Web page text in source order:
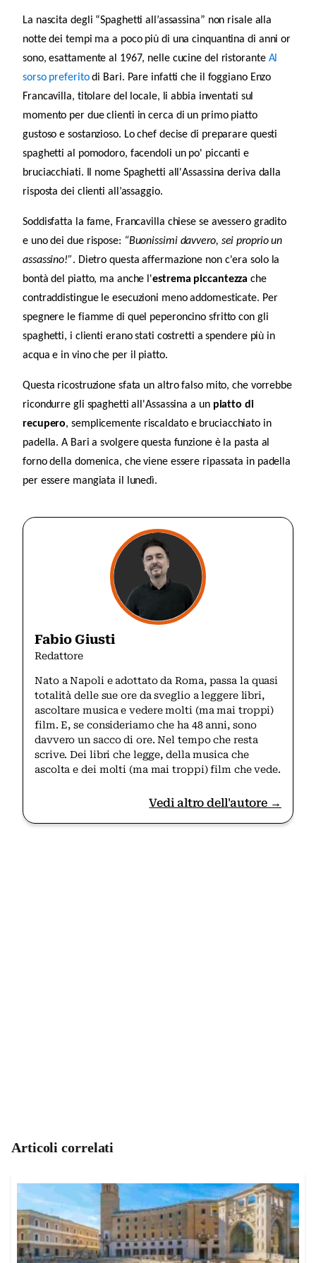
La nascita degli “Spaghetti all’assassina” non risale alla
notte dei tempi ma a poco più di una cinquantina di anni or
sono, esattamente al 1967, nelle cucine del ristorante Al
sorso preferitodi Bari. Pare infatti che il foggiano Enzo
Francavilla, titolare del locale, li abbia inventati sul
momento per due clienti in cerca di un primo piatto
gustoso e sostanzioso. Lo chef decise di preparare questi
spaghetti al pomodoro, facendoli un po' piccanti e
bruciacchiati. Il nome Spaghetti all'Assassina deriva dalla
risposta dei clienti all’assaggio.
Soddisfatta la fame, Francavilla chiese se avessero gradito
e uno dei due rispose: “Buonissimi davvero, sei proprio un
assassino!”. Dietro questa affermazione non c'era solo la
bontà del piatto, ma anche l'estrema piccantezza che
contraddistingue le esecuzioni meno addomesticate. Per
spegnere le fiamme di quel peperoncino sfritto con gli
spaghetti, i clienti erano stati costretti a spendere più in
acqua e in vino che per il piatto.
Questa ricostruzione sfata un altro falso mito, che vorrebbe
ricondurre gli spaghetti all'Assassina a un piatto di
recupero, semplicemente riscaldato e bruciacchiato in
padella. A Bari a svolgere questa funzione è la pasta al
forno della domenica, che viene essere ripassata in padella
per essere mangiata il lunedì.
Fabio Giusti
Redattore
Nato a Napoli e adottato da Roma, passa la quasi
totalità delle sue ore da sveglio a leggere libri,
ascoltare musica e vedere molti (ma mai troppi)
film. E, se consideriamo che ha 48 anni, sono
davvero un sacco di ore. Nel tempo che resta
scrive. Dei libri che legge, della musica che
ascolta e dei molti (ma mai troppi) film che vede.
Vedi altro dell'autore →
Articoli correlati